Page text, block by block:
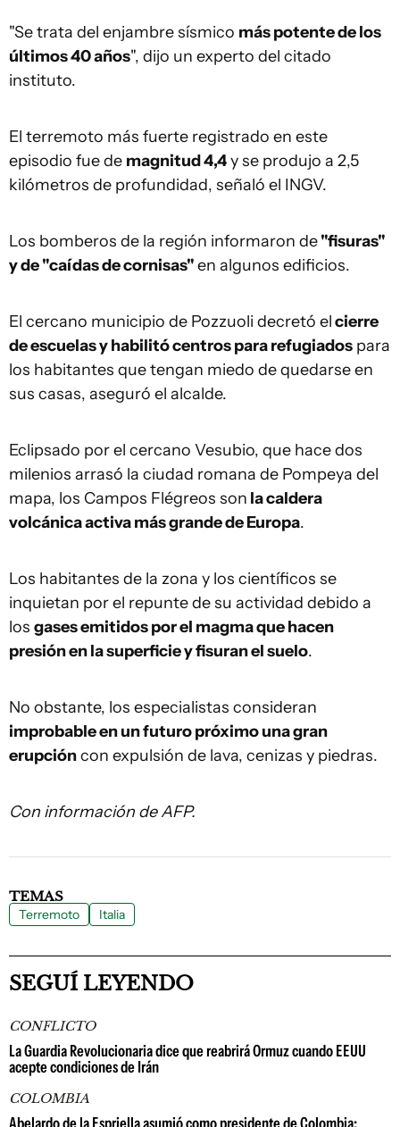
"Se trata del enjambre sísmico más potente de los
últimos 40 años", dijo un experto del citado
instituto.
El terremoto más fuerte registrado en este
episodio fue de magnitud 4,4y se produjo a 2,5
kilómetros de profundidad, señaló el INGV.
Los bomberos de la región informaron de"fisuras"
y de "caídas de cornisas"en algunos edificios.
El cercano municipio de Pozzuoli decretó elcierre
de escuelas y habilitó centros para refugiados para
los habitantes que tengan miedo de quedarse en
sus casas, aseguró el alcalde.
Eclipsado por el cercano Vesubio, que hace dos
milenios arrasó la ciudad romana de Pompeya del
mapa, los Campos Flégreos son la caldera
volcánica activa más grande de Europa.
Los habitantes de la zona y los científicos se
inquietan por el repunte de su actividad debido a
los gases emitidos por el magma que hacen
presión en la superficie y fisuran el suelo.
No obstante, los especialistas consideran
improbable en un futuro próximo una gran
erupcióncon expulsión de lava, cenizas y piedras.
Con información de AFP.
TEMAS
Terremoto Italia
SEGUÍ LEYENDO
CONFLICTO
La Guardia Revolucionaria dice que reabrirá Ormuz cuando EEUU
acepte condiciones de Irán
COLOMBIA